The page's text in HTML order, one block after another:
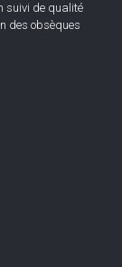
suivi de qualité
des obsèques